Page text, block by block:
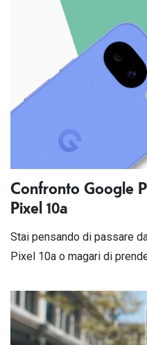
Confronto Google
Pixel 10a
Stai pensando di passare
Pixel 10a o magari di